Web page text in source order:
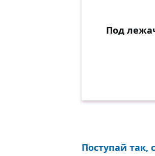
Под
Поступай так,